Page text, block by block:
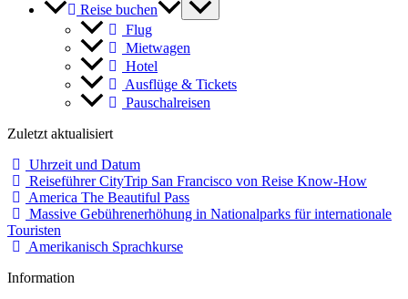
Reise buchen
Flug
Mietwagen
Hotel
Ausflüge & Tickets
Pauschalreisen
Zuletzt aktualisiert
Uhrzeit und Datum
Reiseführer CityTrip San Francisco von Reise Know-How
America The Beautiful Pass
Massive Gebührenerhöhung in Nationalparks für internationale
Touristen
Amerikanisch Sprachkurse
Information